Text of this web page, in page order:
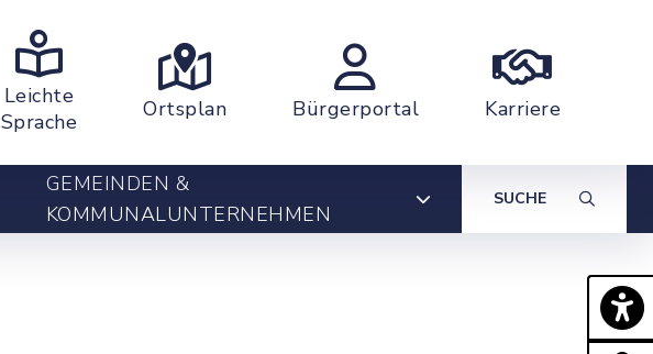
Leichte
Sprache
Ortsplan Bürgerportal Karriere
GEMEINDEN &
KOMMUNALUNTERNEHMEN
SUCHE